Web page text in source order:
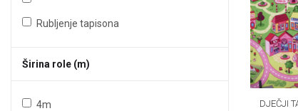
Rubljenje tapisona
Širina role (m)
4m
DJEČJI